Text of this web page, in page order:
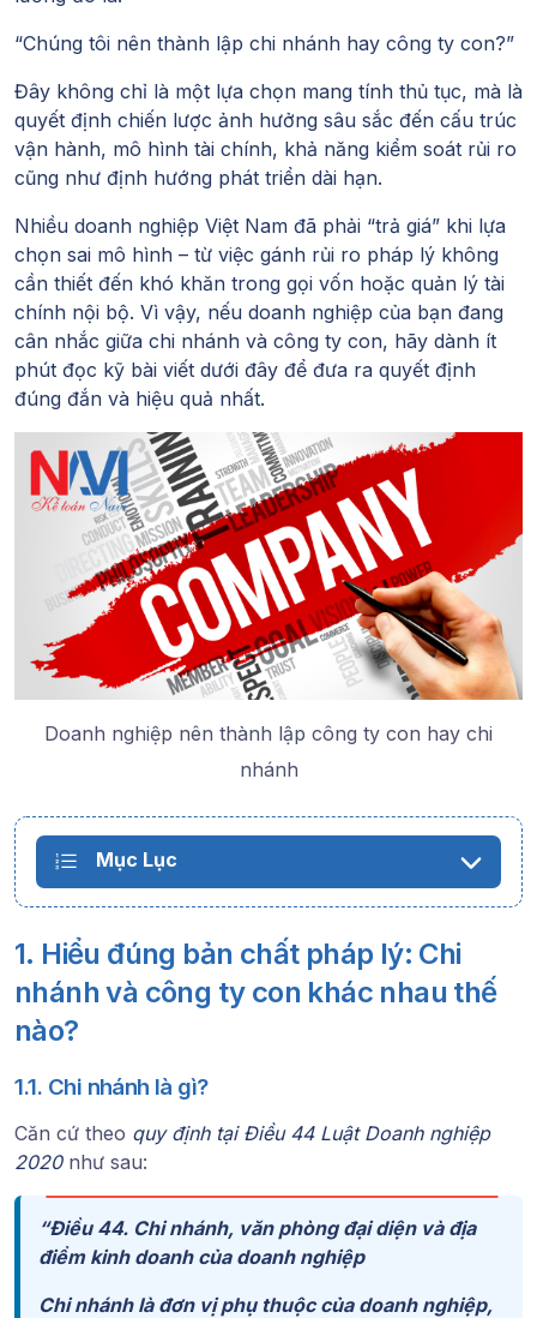
“Chúng tôi nên thành lập chi nhánh hay công ty con?”
Đây không chỉ là một lựa chọn mang tính thủ tục, mà là
quyết định chiến lược ảnh hưởng sâu sắc đến cấu trúc
vận hành, mô hình tài chính, khả năng kiểm soát rủi ro
cũng như định hướng phát triển dài hạn.
Nhiều doanh nghiệp Việt Nam đã phải “trả giá” khi lựa
chọn sai mô hình – từ việc gánh rủi ro pháp lý không
cần thiết đến khó khăn trong gọi vốn hoặc quản lý tài
chính nội bộ. Vì vậy, nếu doanh nghiệp của bạn đang
cân nhắc giữa chi nhánh và công ty con, hãy dành ít
phút đọc kỹ bài viết dưới đây để đưa ra quyết định
đúng đắn và hiệu quả nhất.
Doanh nghiệp nên thành lập công ty con hay chi
nhánh
Mục Lục
1. Hiểu đúng bản chất pháp lý: Chi
nhánh và công ty con khác nhau thế
nào?
1.1. Chi nhánh là gì?
Căn cứ theo quy định tại Điều 44 Luật Doanh nghiệp
2020như sau:
“Điều 44. Chi nhánh, văn phòng đại diện và địa
điểm kinh doanh của doanh nghiệp
Chi nhánh là đơn vị phụ thuộc của doanh nghiệp,